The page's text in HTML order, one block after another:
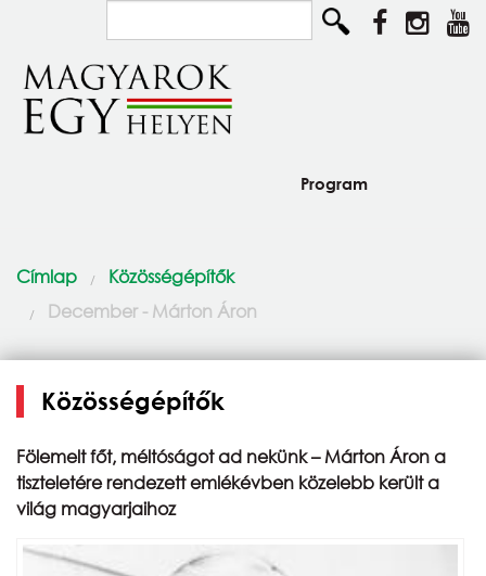
Program
Csodaszarvas program
Naptár
Jelenlegi hely
Címlap
Közösségépítők
December - Márton Áron
Közösségépítők
Fölemelt főt, méltóságot ad nekünk – Márton Áron a
tiszteletére rendezett emlékévben közelebb került a
világ magyarjaihoz